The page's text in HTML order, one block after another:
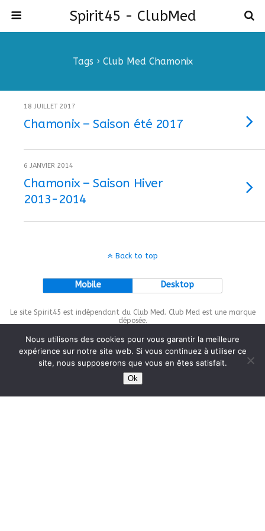
Spirit45 - ClubMed
Tags › Club Med Chamonix
18 JUILLET 2017
Chamonix – Saison été 2017
6 JANVIER 2014
Chamonix – Saison Hiver
2013-2014
Back to top
Mobile Desktop
Le site Spirit45 est indépendant du Club Med. Club Med est une marque
déposée.
This site is protected bywp-copyrightpro.com
Nous utilisons des cookies pour vous garantir la meilleure
expérience sur notre site web. Si vous continuez à utiliser ce
site, nous supposerons que vous en êtes satisfait.
Ok